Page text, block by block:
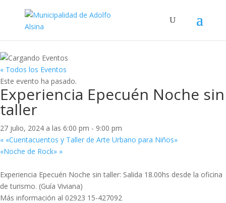
« Todos los Eventos
Este evento ha pasado.
Experiencia Epecuén Noche sin
taller
27 julio, 2024 a las 6:00 pm - 9:00 pm
« «Cuentacuentos y Taller de Arte Urbano para Niños»
«Noche de Rock» »
Experiencia Epecuén Noche sin taller: Salida 18.00hs desde la oficina
de turismo. (Guía Viviana)
Más información al 02923 15-427092